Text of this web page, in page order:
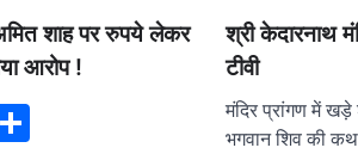
अमित शाह पर रुपये लेकर
आरोप !
श्री केदारनाथ
टीवी
मंदिर प्रांगण में खड़े
भगवान शिव की